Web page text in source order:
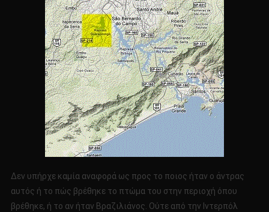
Δεν υπήρχε καμία αναφορά ως προς το ποιος ήταν ο άντρας
αυτός ή το πώς βρέθηκε το πτώμα του στην περιοχή όπου
βρέθηκε, ή το αν ήταν Βραζιλιάνος. Ούτε από την Ιντερπόλ